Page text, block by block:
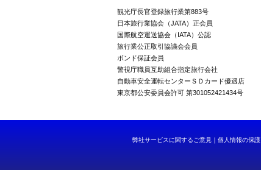
観光庁長官登録旅行業第883号
日本旅行業協会（JATA）正会員
国際航空運送協会（IATA）公認
旅行業公正取引協議会会員
ボンド保証会員
警視庁職員互助組合指定旅行会社
自動車安全運転センターＳＤカード優遇店
東京都公安委員会許可 第301052421434号
弊社サービスに関するご意見 個人情報の保護